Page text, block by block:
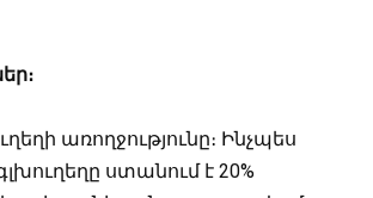
առողջությունը։ Ինչպես
ստանում է 20%